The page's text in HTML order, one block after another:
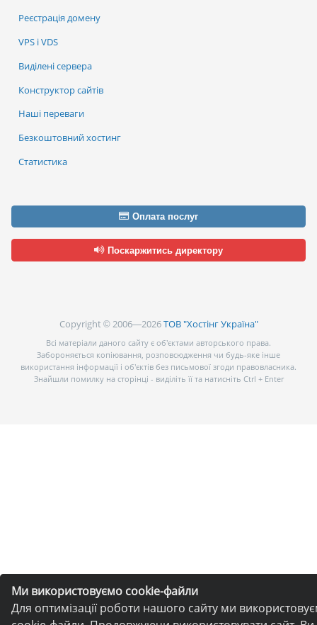
Ми використовуємо cookie-файли
Для оптимізації роботи нашого сайту ми
Реєстрація домену
VPS і VDS
Виділені сервера
Конструктор сайтів
Наші переваги
Безкоштовний хостинг
Статистика
Оплата послуг
Поскаржитись директору
Copyright © 2006—2026ТОВ "Хостінг Україна"
Всі матеріали даного сайту є об’єктами авторського права.
Забороняється копіювання, розповсюдження чи будь-яке інше
використання інформації і об’єктів без письмової згоди правовласника.
Знайшли помилку на сторінці - виділіть її та натисніть Ctrl + Enter